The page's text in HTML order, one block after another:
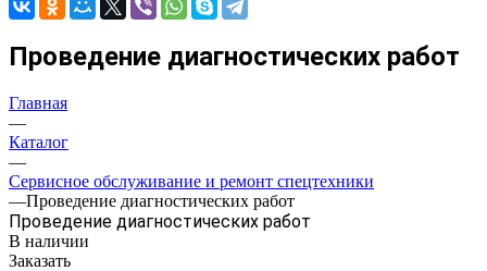
Проведение диагностических работ
Главная
—
Каталог
—
Сервисное обслуживание и ремонт спецтехники
—Проведение диагностических работ
Проведение диагностических работ
В наличии
Заказать